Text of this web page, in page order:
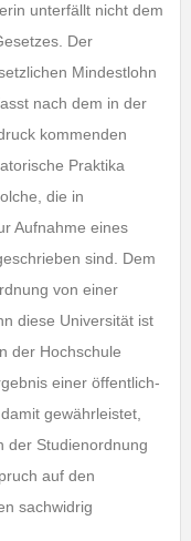
unterfällt nicht dem
Der
Mindestlohn
nach dem in der
kommenden
Praktika
die in
Aufnahme eines
sind. Dem
von einer
diese Universität ist
der Hochschule
einer öffentlich-
gewährleistet,
der Studienordnung
auf den
sachwidrig